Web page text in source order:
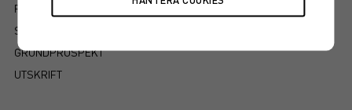
RISIKO
SLIK LESER DU FAKTABLADET
GRUNDPROSPEKT
UTSKRIFT